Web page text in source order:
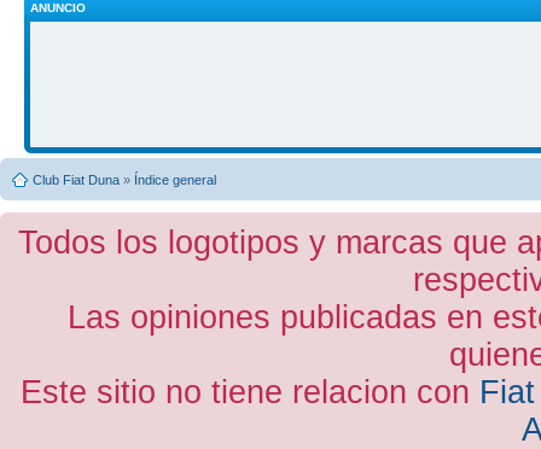
ANUNCIO
Club Fiat Duna » Índice general
Todos los logotipos y marcas que
Las opiniones publicadas en
Este sitio no tiene relacion con